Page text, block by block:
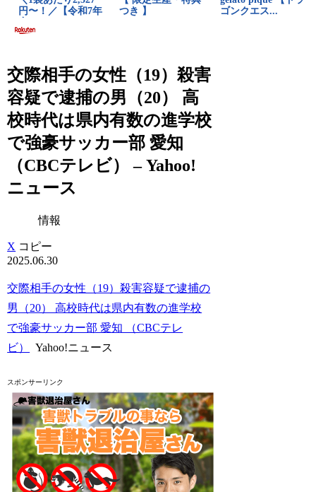
交際相手の女性（19）殺害
容疑で逮捕の男（20） 高
校時代は県内有数の進学校
で強豪サッカー部 愛知
（CBCテレビ） – Yahoo!
ニュース
情報
X コピー
2025.06.30
交際相手の女性（19）殺害容疑で逮捕の
男（20） 高校時代は県内有数の進学校
で強豪サッカー部 愛知 （CBCテレ
ビ）
Yahoo!ニュース
スポンサーリンク